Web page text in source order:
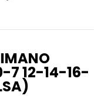
7 12-14-16-